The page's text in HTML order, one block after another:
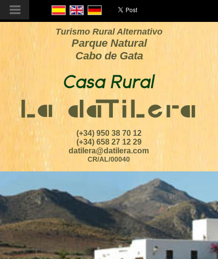
Turismo Rural Alternativo
Parque Natural
Cabo de Gata
(+34) 950 38 70 12
(+34) 658 27 12 29
datilera@datilera.com
CR/AL/00040